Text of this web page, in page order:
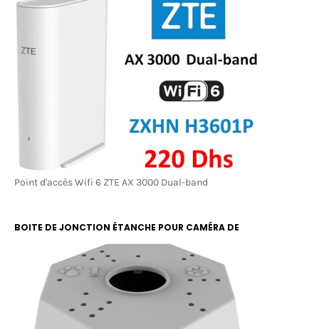
Point d'accès Wifi 6 ZTE AX 3000 Dual-band
BOITE DE JONCTION ÉTANCHE POUR CAMÉRA DE
SURVEILLANCE RBOX 13X13